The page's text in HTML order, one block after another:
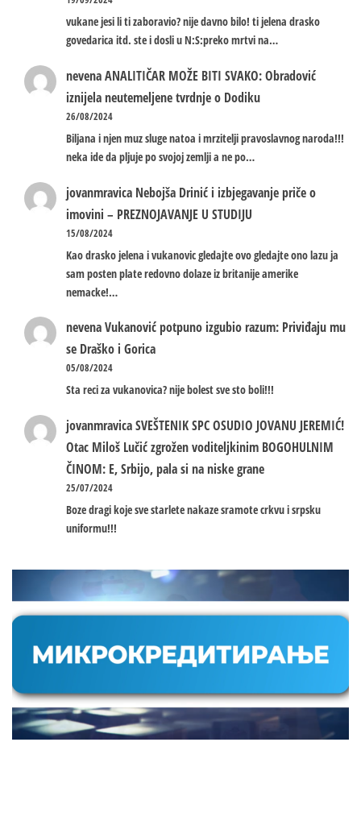
vukane jesi li ti zaboravio? nije davno bilo! ti jelena drasko
govedarica itd. ste i dosli u N:S:preko mrtvi na…
nevenaANALITIČAR MOŽE BITI SVAKO: Obradović
iznijela neutemeljene tvrdnje o Dodiku
26/08/2024
Biljana i njen muz sluge natoa i mrzitelji pravoslavnog naroda!!!
neka ide da pljuje po svojoj zemlji a ne po…
jovanmravica Nebojša Drinić i izbjegavanje priče o
imovini – PREZNOJAVANJE U STUDIJU
15/08/2024
Kao drasko jelena i vukanovic gledajte ovo gledajte ono lazu ja
sam posten plate redovno dolaze iz britanije amerike
nemacke!…
nevenaVukanović potpuno izgubio razum: Priviđaju mu
se Draško i Gorica
05/08/2024
Sta reci za vukanovica? nije bolest sve sto boli!!!
jovanmravicaSVEŠTENIK SPC OSUDIO JOVANU JEREMIĆ!
Otac Miloš Lučić zgrožen voditeljkinim BOGOHULNIM
ČINOM: E, Srbijo, pala si na niske grane
25/07/2024
Boze dragi koje sve starlete nakaze sramote crkvu i srpsku
uniformu!!!